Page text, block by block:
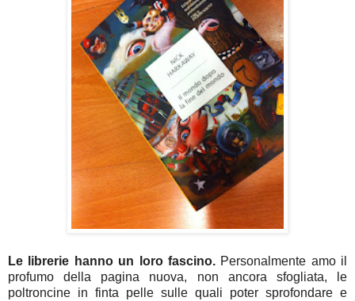
Le librerie hanno un loro fascino.Personalmente amo il
profumo della pagina nuova, non ancora sfogliata, le
poltroncine in finta pelle sulle quali poter sprofondare e